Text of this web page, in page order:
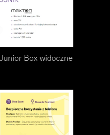
Box widoczne